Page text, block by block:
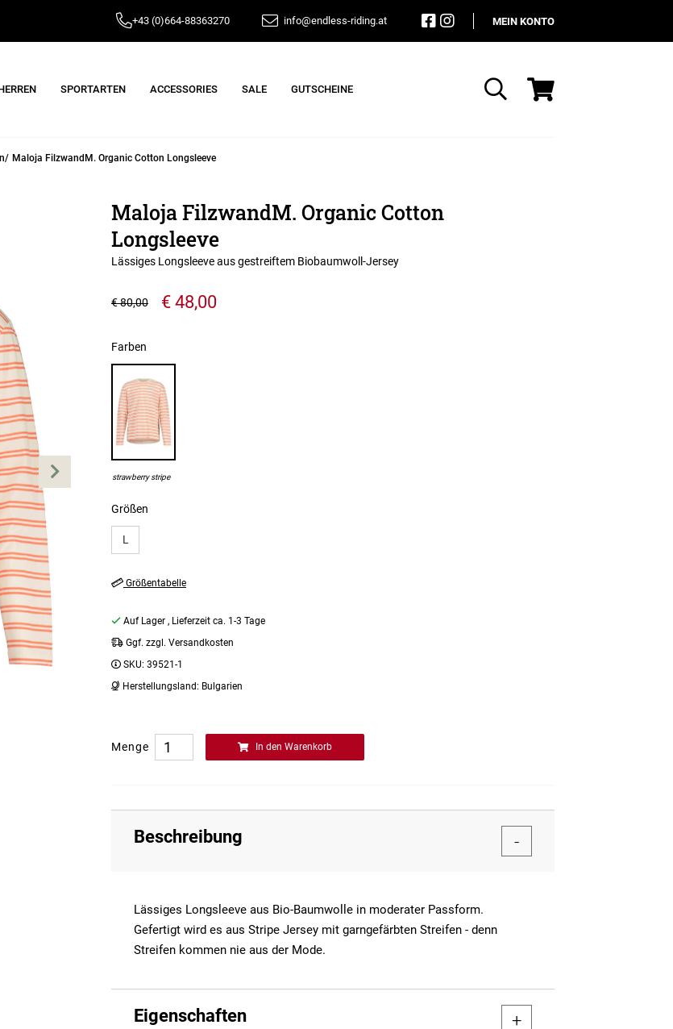
+43 (0)664-88363270 info@endless-riding.at MEIN KONTO
SPORTARTEN ACCESSORIES SALE GUTSCHEINE
Suche
Maloja FilzwandM. Organic Cotton Longsleeve
Maloja FilzwandM. Organic Cotton
Longsleeve
Lässiges Longsleeve aus gestreiftem Biobaumwoll-Jersey
€ 48,00
€ 80,00
Größen
L
Farben
strawberry stripe
Größentabelle
Auf Lager , Lieferzeit ca. 1-3 Tage
Ggf. zzgl. Versandkosten
SKU: 39521-1
Herstellungsland: Bulgarien
Menge In den Warenkorb
Beschreibung
Lässiges Longsleeve aus Bio-Baumwolle in moderater Passform.
Gefertigt wird es aus Stripe Jersey mit garngefärbten Streifen - denn
Streifen kommen nie aus der Mode.
Eigenschaften